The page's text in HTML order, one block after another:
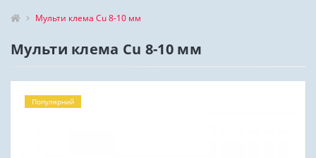
Мульти клема Cu 8-10 мм
Мульти клема Cu 8-10 мм
Популярний